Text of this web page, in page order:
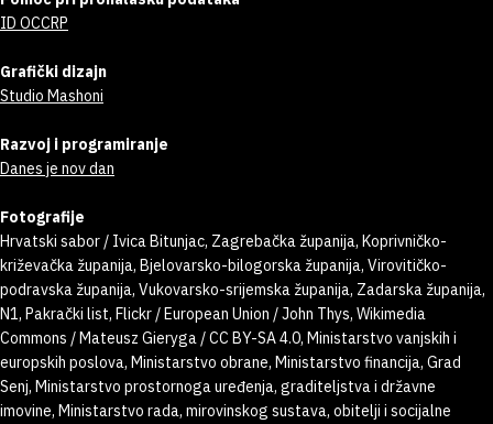
ID OCCRP
Grafički dizajn
Studio Mashoni
Razvoj i programiranje
Danes je nov dan
Fotografije
Hrvatski sabor / Ivica Bitunjac, Zagrebačka županija, Koprivničko-
križevačka županija, Bjelovarsko-bilogorska županija, Virovitičko-
podravska županija, Vukovarsko-srijemska županija, Zadarska županija,
N1, Pakrački list, Flickr / European Union / John Thys, Wikimedia
Commons / Mateusz Gieryga / CC BY-SA 4.0, Ministarstvo vanjskih i
europskih poslova, Ministarstvo obrane, Ministarstvo financija, Grad
Senj, Ministarstvo prostornoga uređenja, graditeljstva i državne
imovine, Ministarstvo rada, mirovinskog sustava, obitelji i socijalne